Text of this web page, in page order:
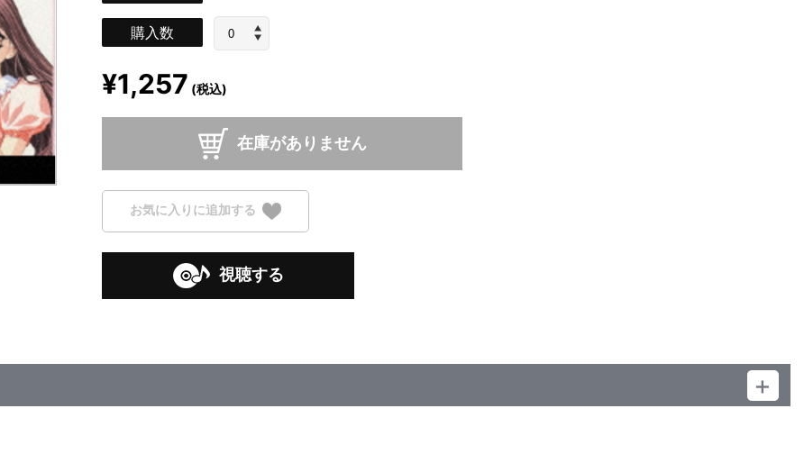
購入数
¥1,257 (税込)
在庫がありません
お気に入りに追加する
視聴する